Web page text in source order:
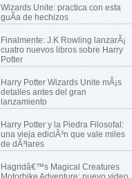
Wizards Unite: practica con esta
guÃ­a de hechizos
Finalmente: J.K Rowling lanzarÃ¡
cuatro nuevos libros sobre Harry
Potter
Harry Potter Wizards Unite mÃ¡s
detalles antes del gran
lanzamiento
Harry Potter y la Piedra Filosofal:
una vieja ediciÃ³n que vale miles
de dÃ³lares
Hagridâ€™s Magical Creatures